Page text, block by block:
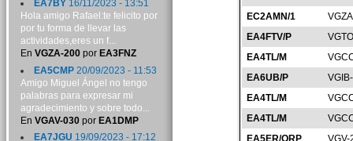
EC2AMN/1
EA4FTV/P
EA4TL/M
EA6UB/P
EA4TL/M
EA4TL/M
EA5ER/QRP
VGV-
EA7BY16/11/2023 - 13:51
Hola amigo Rafael:te felicito por
por tu forma de llevar las
actividades,eres un f...
En VGZA-200por EA3FNZ
EA5CMP20/09/2023 - 11:53
Amigo Miguel Ángel no tengo
palabras para expresar mi
agradecimiento y sobre todo...
En VGAV-030por EA1DMP
EA7JGU 19/09/2023 - 17:12